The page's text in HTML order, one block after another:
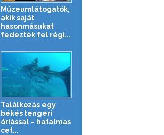
Múzeumlátogatók,
akik saját
hasonmásukat
fedezték fel régi...
Találkozás egy
békés tengeri
óriással – hatalmas
cet...